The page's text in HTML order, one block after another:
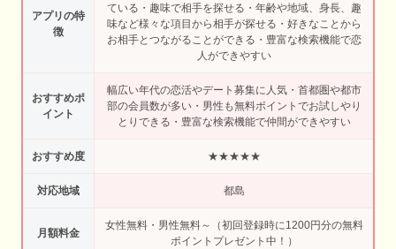
アプリの特
徴
ている・趣味で相手を探せる・年齢や地域、身長、趣
味など様々な項目から相手が探せる・好きなことから
お相手とつながることができる・豊富な検索機能で恋
人ができやすい
おすすめポ
イント
幅広い年代の恋活やデート募集に人気・首都圏や都市
部の会員数が多い・男性も無料ポイントでお試しやり
とりできる・豊富な検索機能で仲間ができやすい
おすすめ度 ★★★★★
対応地域 都島
月額料金
女性無料・男性無料～（初回登録時に1200円分の無料
ポイントプレゼント中！）